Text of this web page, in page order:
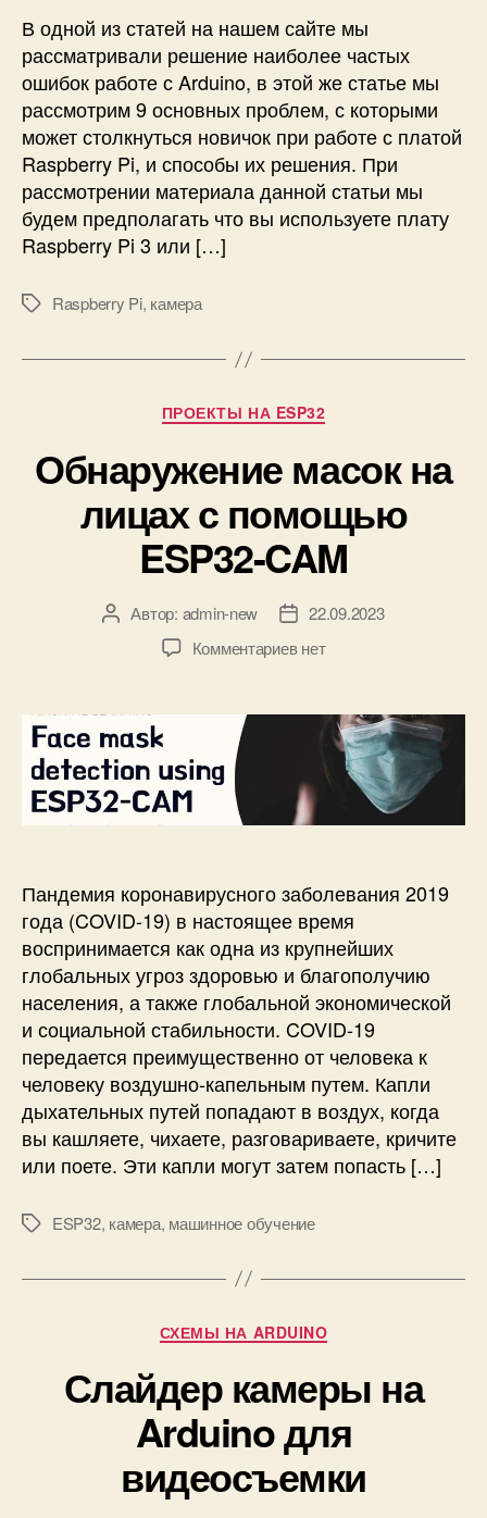
а
и
б
о
л
е
е
ч
а
ш
б
о
п
и
и
с
о
л
о
н
и
s
p
b
e
r
r
y
i
и
и
х
е
я
В одной из статей на нашем сайте мы
рассматривали решение наиболее частых
ошибок работе с Arduino, в этой же статье мы
рассмотрим 9 основных проблем, с которыми
может столкнуться новичок при работе с платой
Raspberry Pi, и способы их решения. При
рассмотрении материала данной статьи мы
будем предполагать что вы используете плату
Raspberry Pi 3 или […]
М
Raspberry Pi, камера
Р
у
б
р
и
к
и
ПРОЕКТЫ НА ESP32
Обнаружение масок на
лицах с помощью
ESP32-CAM
А
р
з
а
п
и
Автор: admin-new
Д
т
з
с
и
22.09.2023
Комментариевк
п
и
О
а
р
у
ж
е
н
и
е
м
с
о
к
а
х
п
м
о
щ
нет
Пандемия коронавирусного заболевания 2019
года (COVID-19) в настоящее время
воспринимается как одна из крупнейших
глобальных угроз здоровью и благополучию
населения, а также глобальной экономической
и социальной стабильности. COVID-19
передается преимущественно от человека к
человеку воздушно-капельным путем. Капли
дыхательных путей попадают в воздух, когда
вы кашляете, чихаете, разговариваете, кричите
или поете. Эти капли могут затем попасть […]
М
ESP32, камера, машинное обучение
Р
у
б
р
и
к
и
СХЕМЫ НА ARDUINO
Слайдер камеры на
Arduino для
видеосъемки